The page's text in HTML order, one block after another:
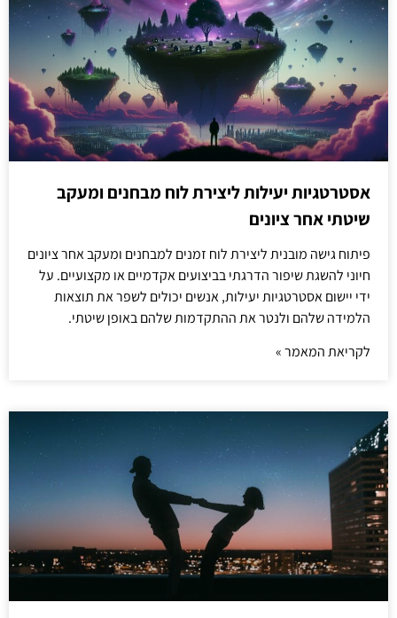
אסטרטגיות יעילות ליצירת לוח מבחנים ומעקב
שיטתי אחר ציונים
פיתוח גישה מובנית ליצירת לוח זמנים למבחנים ומעקב אחר ציונים
חיוני להשגת שיפור הדרגתי בביצועים אקדמיים או מקצועיים. על
ידי יישום אסטרטגיות יעילות, אנשים יכולים לשפר את תוצאות
הלמידה שלהם ולנטר את ההתקדמות שלהם באופן שיטתי.
לקריאת המאמר »